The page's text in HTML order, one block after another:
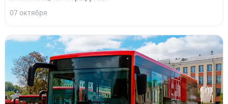
07 октября